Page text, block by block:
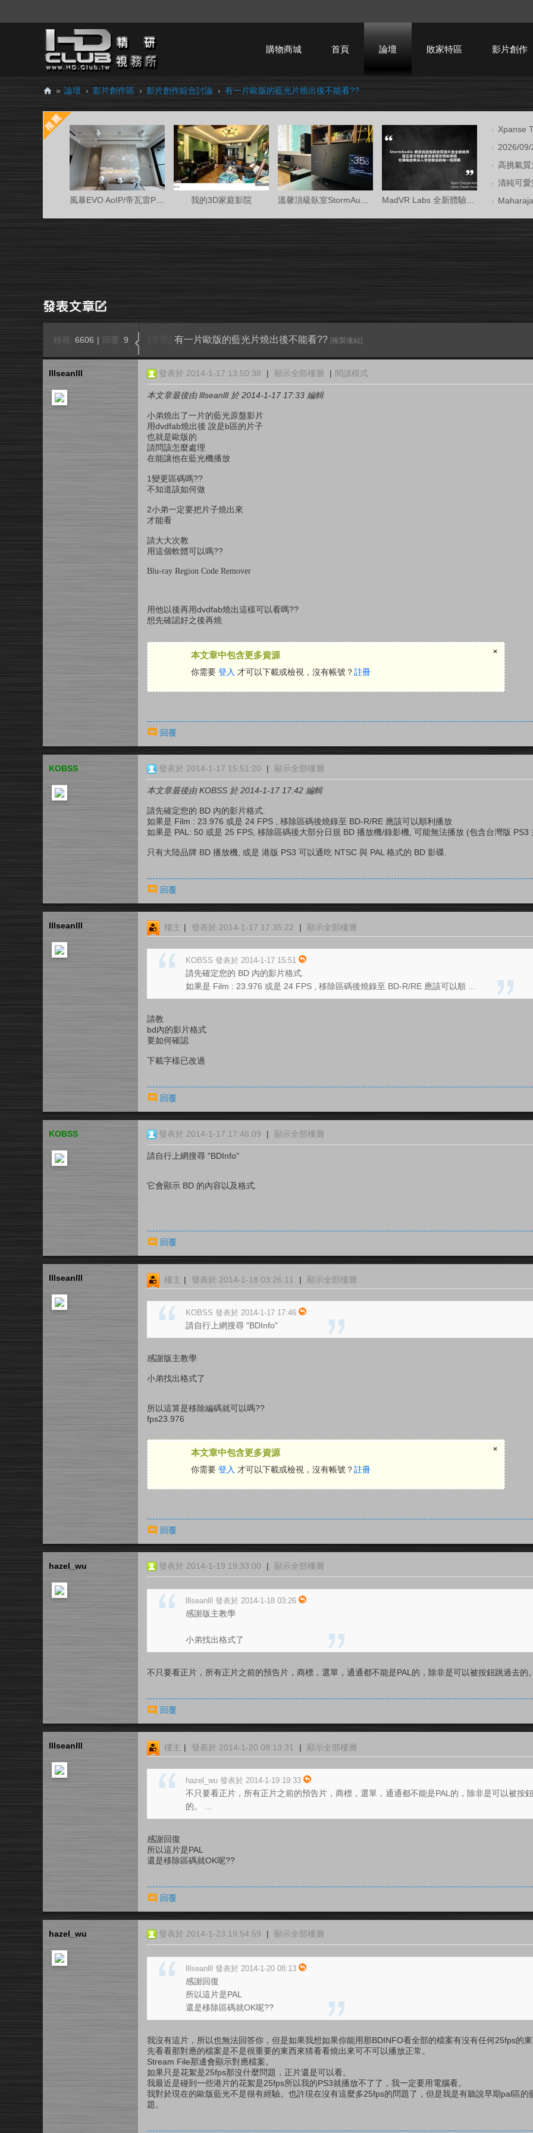
購物商城 首頁 論壇 敗家特區 影片創作
D.
Cl
» 論壇 › 影片創作區 › 影片創作綜合討論 › 有一片歐版的藍光片燒出後不能看??
我的3D家庭影院
Xpanse
2026/
高挑氣
清純可
檢視: 6606 | 回覆: 9 有一片歐版的藍光片燒出後不能看?? [複製連結]
lllseanlll 發表於 2014-1-17 13:50:38 | 顯示全部樓層 | 閱讀模式
本文章最後由 lllseanlll 於 2014-1-17 17:33 編輯
小弟燒出了一片的藍光原盤影片
用dvdfab燒出後 說是b區的片子
也就是歐版的
請問該怎麼處理
在能讓他在藍光機播放
1變更區碼嗎??
不知道該如何做
2小弟一定要把片子燒出來
才能看
請大大次教
用這個軟體可以嗎??
Blu-ray Region Code Remover
用他以後再用dvdfab燒出這樣可以看嗎??
想先確認好之後再燒
本文章中包含更多資源
你需要 登入 才可以下載或檢視，沒有帳號？註冊
×
回覆
KOBSS 發表於 2014-1-17 15:51:20 | 顯示全部樓層
本文章最後由 KOBSS 於 2014-1-17 17:42 編輯
請先確定您的 BD 內的影片格式.
如果是 Film : 23.976 或是 24 FPS , 移除區碼後燒錄至 BD-R/RE 應該可以順利播放
如果是 PAL: 50 或是 25 FPS, 移除區碼後大部分日規 BD 播放機/錄影機, 可能無法播放 (包含台灣版 PS3
只有大陸品牌 BD 播放機, 或是 港版 PS3 可以通吃 NTSC 與 PAL 格式的 BD 影碟.
回覆
lllseanlll 樓主 | 發表於 2014-1-17 17:35:22 | 顯示全部樓層
KOBSS 發表於 2014-1-17 15:51
請先確定您的 BD 內的影片格式.
如果是 Film : 23.976 或是 24 FPS , 移除區碼後燒錄至 BD-R/RE 應該可以順 ...
請教
bd內的影片格式
要如何確認
下載字樣已改過
回覆
KOBSS 發表於 2014-1-17 17:46:09 | 顯示全部樓層
請自行上網搜尋 "BDInfo"
它會顯示 BD 的內容以及格式.
回覆
lllseanlll 樓主 | 發表於 2014-1-18 03:26:11 | 顯示全部樓層
KOBSS 發表於 2014-1-17 17:46
請自行上網搜尋 "BDInfo"
感謝版主教學
小弟找出格式了
所以這算是移除編碼就可以嗎??
fps23.976
本文章中包含更多資源
你需要 登入 才可以下載或檢視，沒有帳號？註冊
×
回覆
hazel_wu 發表於 2014-1-19 19:33:00 | 顯示全部樓層
lllseanlll 發表於 2014-1-18 03:26
感謝版主教學
小弟找出格式了
不只要看正片，所有正片之前的預告片，商標，選單，通通都不能是PAL的，除非是可以被按鈕跳過去的
回覆
lllseanlll 樓主 | 發表於 2014-1-20 08:13:31 | 顯示全部樓層
hazel_wu 發表於 2014-1-19 19:33
不只要看正片，所有正片之前的預告片，商標，選單，通通都不能是PAL的，除非是可以被按
的。 ...
感謝回復
所以這片是PAL
還是移除區碼就OK呢??
回覆
hazel_wu 發表於 2014-1-23 19:54:59 | 顯示全部樓層
lllseanlll 發表於 2014-1-20 08:13
感謝回復
所以這片是PAL
還是移除區碼就OK呢??
我沒有這片，所以也無法回答你，但是如果我想如果你能用那BDINFO看全部的檔案有沒有任何25fps的
先看看那對應的檔案是不是很重要的東西來猜看看燒出來可不可以播放正常。
Stream File那邊會顯示對應檔案。
如果只是花絮是25fps那沒什麼問題，正片還是可以看。
我最近是碰到一些港片的花絮是25fps所以我的PS3就播放不了了，我一定要用電腦看。
我對於現在的歐版藍光不是很有經驗。也許現在沒有這麼多25fps的問題了，但是我是有聽說早期pal區的
題。